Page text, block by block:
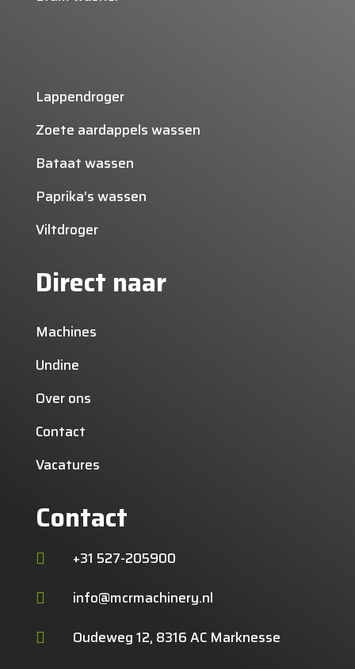
Lappendroger
Zoete aardappels wassen
Bataat wassen
Paprika’s wassen
Viltdroger
Direct naar
Machines
Undine
Over ons
Contact
Vacatures
Contact
 +31 527-205900
 info@mcrmachinery.nl
 Oudeweg 12, 8316 AC Marknesse